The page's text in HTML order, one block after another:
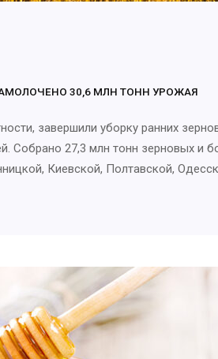
30,6 МЛН ТОНН УРОЖАЯ
завершили уборку ранних
Собрано 27,3 млн тонн зерновых и
Киевской, Полтавской,